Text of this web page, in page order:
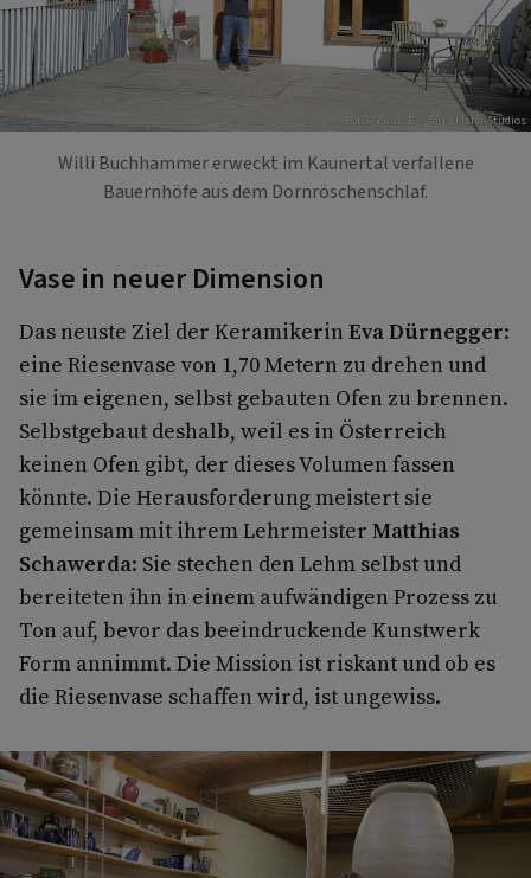
Foto: ServusTV / Terra Mater Studios
Willi Buchhammer erweckt im Kaunertal verfallene
Bauernhöfe aus dem Dornröschenschlaf.
Vase in neuer Dimension
Das neuste Ziel der Keramikerin Eva Dürnegger:
eine Riesenvase von 1,70 Metern zu drehen und
sie im eigenen, selbst gebauten Ofen zu brennen.
Selbstgebaut deshalb, weil es in Österreich
keinen Ofen gibt, der dieses Volumen fassen
könnte. Die Herausforderung meistert sie
gemeinsam mit ihrem Lehrmeister Matthias
Schawerda: Sie stechen den Lehm selbst und
bereiteten ihn in einem aufwändigen Prozess zu
Ton auf, bevor das beeindruckende Kunstwerk
Form annimmt. Die Mission ist riskant und ob es
die Riesenvase schaffen wird, ist ungewiss.